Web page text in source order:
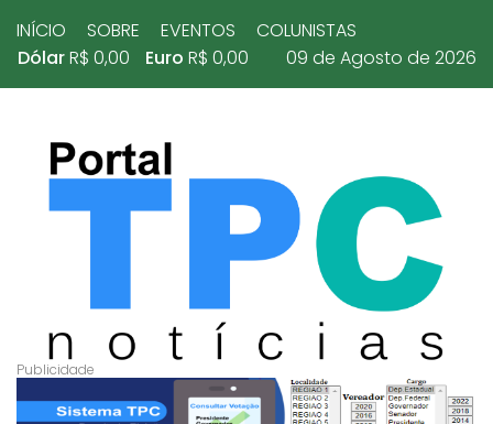
INÍCIO SOBRE EVENTOS
COLUNISTAS
DólarR$ 0,00 Euro R$ 0,00 09 de Agosto de 2026